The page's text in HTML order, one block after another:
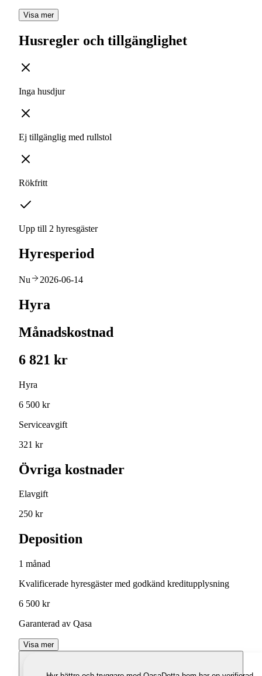
Visa mer
Husregler och tillgänglighet
Inga husdjur
Ej tillgänglig med rullstol
Rökfritt
Upp till 2 hyresgäster
Hyresperiod
Nu 2026-06-14
Hyra
Månadskostnad
6 821 kr
Hyra
6 500 kr
Serviceavgift
321 kr
Övriga kostnader
Elavgift
250 kr
Deposition
1 månad
Kvalificerade hyresgäster med godkänd kreditupplysning
6 500 kr
Garanterad av Qasa
Visa mer